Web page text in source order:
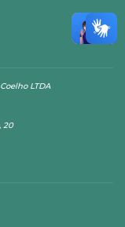
LTDA
20